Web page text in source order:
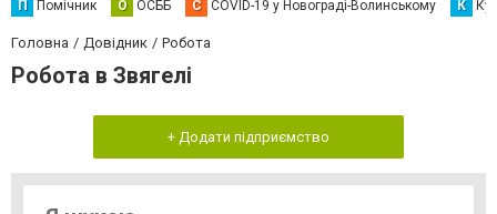
П Помічник О ОСББ C COVID-19 у Новограді-Волинському К
Головна Довідник Робота
Робота в Звягелі
+ Додати підприємство